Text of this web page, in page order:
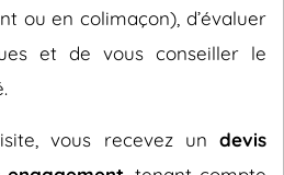
ou en colimaçon), d’évaluer
et de vous conseiller le
vous recevez un devis